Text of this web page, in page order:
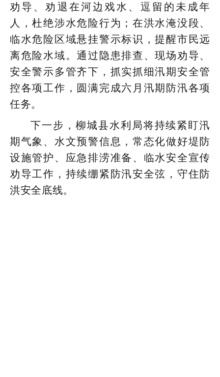
劝导、劝退在河边戏水、逗留的未成年
人，杜绝涉水危险行为；在洪水淹没段、
临水危险区域悬挂警示标识，提醒市民远
离危险水域。通过隐患排查、现场劝导、
安全警示多管齐下，抓实抓细汛期安全管
控各项工作，圆满完成六月汛期防汛各项
任务。
下一步，柳城县水利局将持续紧盯汛
期气象、水文预警信息，常态化做好堤防
设施管护、应急排涝准备、临水安全宣传
劝导工作，持续绷紧防汛安全弦，守住防
洪安全底线。